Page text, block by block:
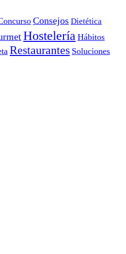
Consejos Dietética
Hostelería Hábitos
Restaurantes Soluciones